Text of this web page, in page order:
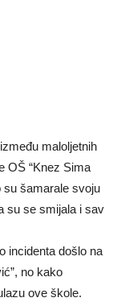
maloljetnih
OŠ “Knez Sima
su šamarale svoju
su se smijala i sav
incidenta došlo na
no kako
ove škole.